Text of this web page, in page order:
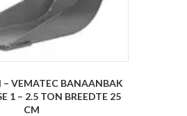
VEMATEC BANAANBAK
1 – 2.5 TON BREEDTE 25
CM